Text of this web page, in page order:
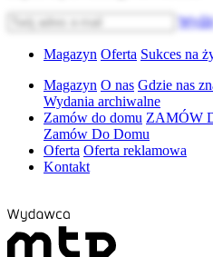
Magazyn Oferta Sukces na
Magazyn O nas Gdzie nas
Wydania archiwalne
Zamów do domu ZAMÓW
Zamów Do Domu
Oferta Oferta reklamowa
Kontakt